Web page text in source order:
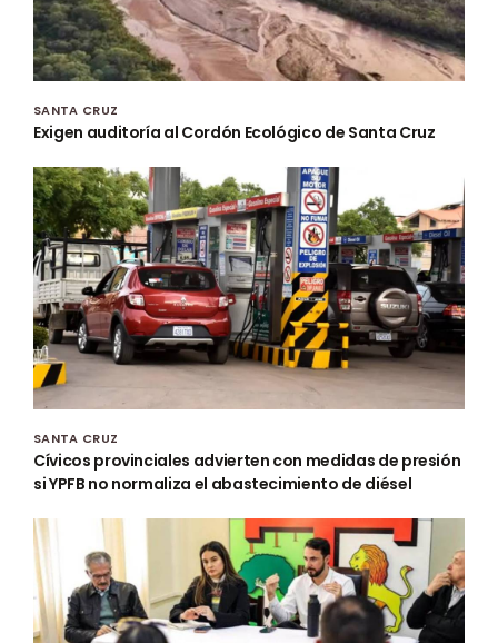
SANTA CRUZ
Exigen auditoría al Cordón Ecológico de Santa Cruz
SANTA CRUZ
Cívicos provinciales advierten con medidas de presión
si YPFB no normaliza el abastecimiento de diésel